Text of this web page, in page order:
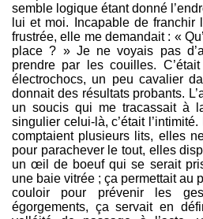
semble logique étant donné
lui et moi. Incapable de franchir
frustrée, elle me demandait : «
place ? » Je ne voyais pas
prendre par les couilles.
électrochocs, un peu cavalier
donnait des résultats probants.
un soucis qui me tracassait à
singulier celui-là, c’était
comptaient plusieurs lits, elles
pour parachever le tout, elles
un œil de boeuf qui se serait
une baie vitrée ; ça permettait au
couloir pour prévenir les
égorgements, ça servait en